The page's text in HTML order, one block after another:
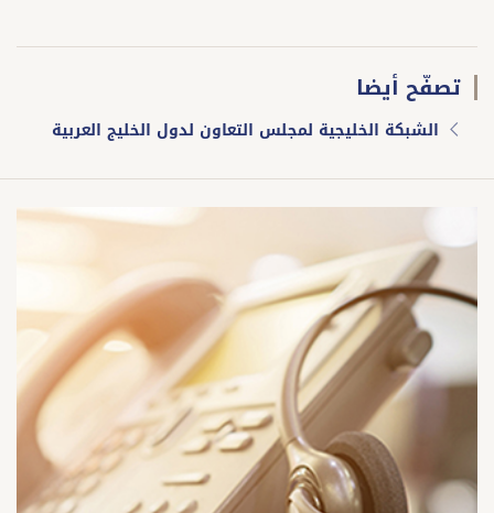
تصفّح أيضا
الشبكة الخليجية لمجلس التعاون لدول الخليج العربية